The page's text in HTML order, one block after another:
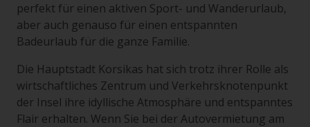
perfekt für einen aktiven Sport- und Wanderurlaub,
aber auch genauso für einen entspannten
Badeurlaub für die ganze Familie.
Die Hauptstadt Korsikas hat sich trotz ihrer Rolle als
wirtschaftliches Zentrum und Verkehrsknotenpunkt
der Insel ihre idyllische Atmosphäre und entspanntes
Flair erhalten. Wenn Sie bei der Autovermietung am